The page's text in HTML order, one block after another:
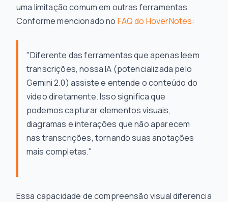
uma limitação comum em outras ferramentas.
Conforme mencionado no FAQ do HoverNotes:
"Diferente das ferramentas que apenas leem
transcrições, nossa IA (potencializada pelo
Gemini 2.0) assiste e entende o conteúdo do
vídeo diretamente. Isso significa que
podemos capturar elementos visuais,
diagramas e interações que não aparecem
nas transcrições, tornando suas anotações
mais completas."
Essa capacidade de compreensão visual diferencia